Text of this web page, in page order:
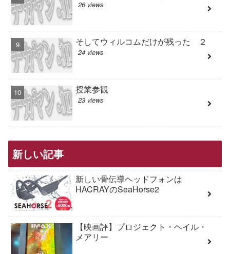
26 views
そしてウィルコムだけが残った ２
24 views
授業参観
23 views
新しい記事
新しい骨伝導ヘッドフォンは
HACRAYのSeaHorse2
【映画評】プロジェクト・ヘイル・
メアリー